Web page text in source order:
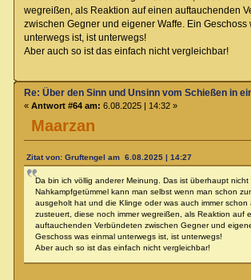
wegreißen, als Reaktion auf einen auftauchenden
zwischen Gegner und eigener Waffe. Ein Geschoss
unterwegs ist, ist unterwegs!
Aber auch so ist das einfach nicht vergleichbar!
Maarzan
Re: Über den Sinn und Unsinn vom Schießen in
« Antwort #64 am: 6.08.2025 | 14:32 »
Zitat von: Gruftengel am 6.08.2025 | 14:27
Da bin ich völlig anderer Meinung. Das ist überhaupt nicht
Nahkampfgetümmel kann man selbst wenn man schon
ausgeholt hat und die Klinge oder was auch immer schon
zusteuert, diese noch immer wegreißen, als Reaktion auf
auftauchenden Verbündeten zwischen Gegner und
Geschoss was einmal unterwegs ist, ist unterwegs!
Aber auch so ist das einfach nicht vergleichbar!